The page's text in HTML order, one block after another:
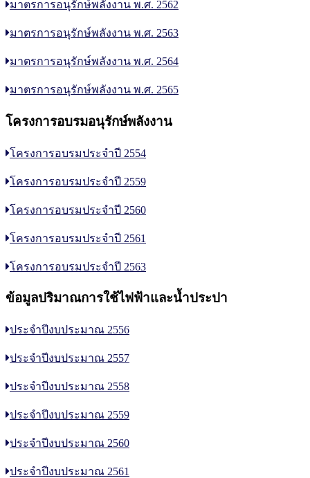
มาตรการอนุรักษ์พลังงาน พ.ศ. 2562
มาตรการอนุรักษ์พลังงาน พ.ศ. 2563
มาตรการอนุรักษ์พลังงาน พ.ศ. 2564
มาตรการอนุรักษ์พลังงาน พ.ศ. 2565
โครงการอบรมอนุรักษ์พลังงาน
โครงการอบรมประจำปี 2554
โครงการอบรมประจำปี 2559
โครงการอบรมประจำปี 2560
โครงการอบรมประจำปี 2561
โครงการอบรมประจำปี 2563
ข้อมูลปริมาณการใช้ไฟฟ้าและน้ำประปา
ประจำปีงบประมาณ 2556
ประจำปีงบประมาณ 2557
ประจำปีงบประมาณ 2558
ประจำปีงบประมาณ 2559
ประจำปีงบประมาณ 2560
ประจำปีงบประมาณ 2561